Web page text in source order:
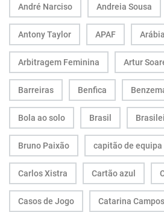
André Narciso Andreia Sousa
Antony Taylor APAF
Arbitragem Feminina Artur
Barreiras Benfica
Bola ao solo Brasil
Bruno Paixão capitão de equipa
Carlos Xistra Cartão azul
Casos de Jogo Catarina Campos